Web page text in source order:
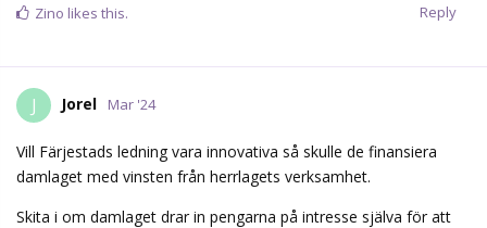
Reply
Zino likes this.
J Jorel Mar '24
Vill Färjestads ledning vara innovativa så skulle de finansiera
damlaget med vinsten från herrlagets verksamhet.
Skita i om damlaget drar in pengarna på intresse själva för att